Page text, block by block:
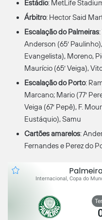
Estádio: MetLife
Árbitro: Hector Said
Escalação do Palmeiras
Anderson (65′
Evangelista), Moreno,
Maurício (65′ Veiga),
Escalação do Porto:
Marcano; Mario (77′
Veiga (67′ Pepê), F.
Eustáquio), Samu
Cartões amarelos:
Fernandes e Perez do
Internacional, Copa do